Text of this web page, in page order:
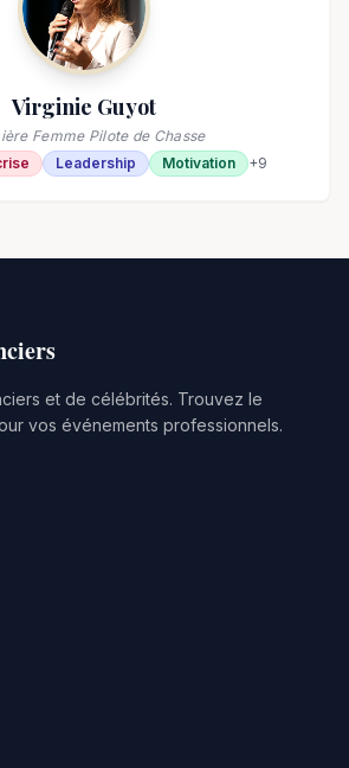
Virginie Guyot
Femme Pilote de Chasse
Leadership Motivation +9
et de célébrités. Trouvez le
vos événements professionnels.